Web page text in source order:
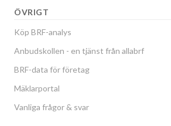
ÖVRIGT
Köp BRF-analys
Anbudskollen - en tjänst från allabrf
BRF-data för företag
Mäklarportal
Vanliga frågor & svar